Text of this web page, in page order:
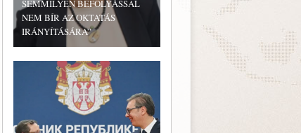
SEMMILYEN BEFOLYÁSSAL
NEM BÍR AZ OKTATÁS
IRÁNYÍTÁSÁRA”